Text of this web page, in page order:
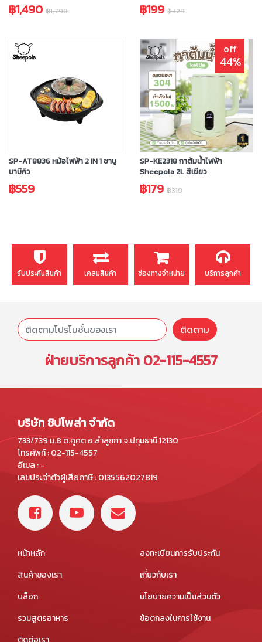
฿1,490 ฿1,790 ฿199 ฿329
SP-AT8836 หม้อไฟฟ้า 2 IN 1 ชาบู
บาบีคิว
฿559
off
44%
SP-KE2318 กาต้มน้ำไฟฟ้า
Sheepola 2L สีเขียว
฿179 ฿319
รับประกันสินค้า เคลมสินค้า ช่องทางจำหน่าย บริการลูกค้า
ติดตาม
ฝ่ายบริการลูกค้า 02-115-4557
บริษัท ชิปโพล่า จำกัด
733/739 ม.8 ต.คูคต อ.ลำลูกกา จ.ปทุมธานี 12130
โทรศัพท์ : 02-115-4557
อีเมล : -
เลขประจำตัวผู้เสียภาษี : 0135562027819
หน้าหลัก
สินค้าของเรา
บล็อก
รวมสูตรอาหาร
ลงทะเบียนการรับประกัน
เกี่ยวกับเรา
นโยบายความเป็นส่วนตัว
ข้อตกลงในการใช้งาน